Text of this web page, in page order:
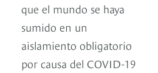
que el mundo se haya
sumido en un
aislamiento obligatorio
por causa del COVID-19